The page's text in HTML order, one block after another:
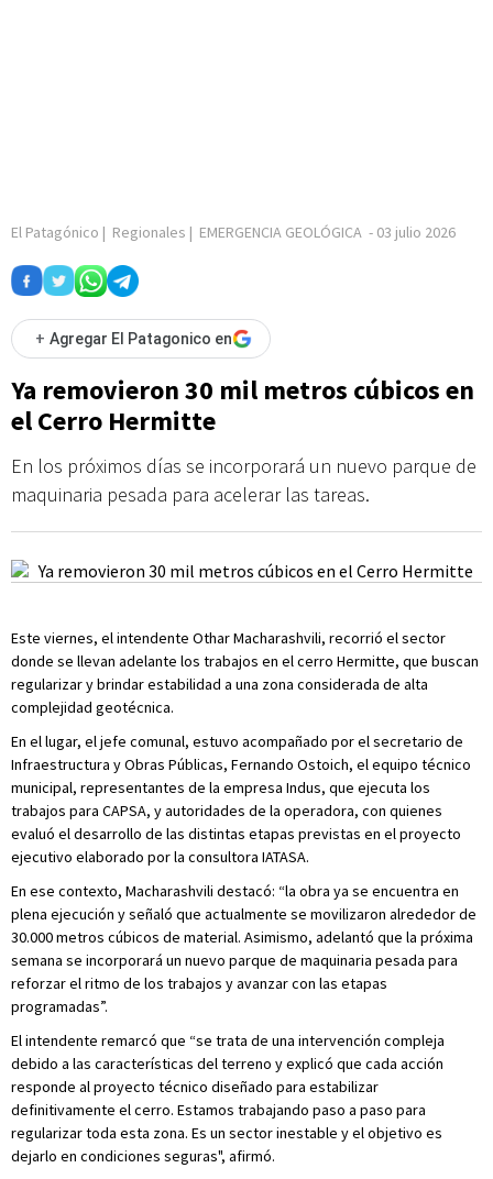
El Patagónico | Regionales | EMERGENCIA GEOLÓGICA - 03 julio 2026
+ Agregar El Patagonico en
Ya removieron 30 mil metros cúbicos en
el Cerro Hermitte
En los próximos días se incorporará un nuevo parque de
maquinaria pesada para acelerar las tareas.
Este viernes, el intendente Othar Macharashvili, recorrió el sector
donde se llevan adelante los trabajos en el cerro Hermitte, que buscan
regularizar y brindar estabilidad a una zona considerada de alta
complejidad geotécnica.
En el lugar, el jefe comunal, estuvo acompañado por el secretario de
Infraestructura y Obras Públicas, Fernando Ostoich, el equipo técnico
municipal, representantes de la empresa Indus, que ejecuta los
trabajos para CAPSA, y autoridades de la operadora, con quienes
evaluó el desarrollo de las distintas etapas previstas en el proyecto
ejecutivo elaborado por la consultora IATASA.
En ese contexto, Macharashvili destacó: “la obra ya se encuentra en
plena ejecución y señaló que actualmente se movilizaron alrededor de
30.000 metros cúbicos de material. Asimismo, adelantó que la próxima
semana se incorporará un nuevo parque de maquinaria pesada para
reforzar el ritmo de los trabajos y avanzar con las etapas
programadas”.
El intendente remarcó que “se trata de una intervención compleja
debido a las características del terreno y explicó que cada acción
responde al proyecto técnico diseñado para estabilizar
definitivamente el cerro. Estamos trabajando paso a paso para
regularizar toda esta zona. Es un sector inestable y el objetivo es
dejarlo en condiciones seguras", afirmó.